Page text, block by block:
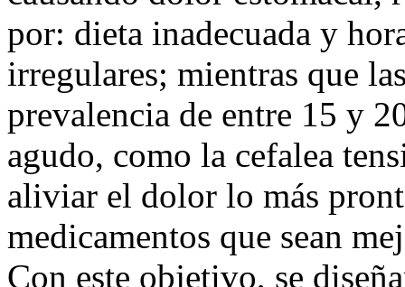
por: dieta inadecuada y
irregulares; mientras que
prevalencia de entre 15 y
agudo, como la cefalea
aliviar el dolor lo más
medicamentos que sean
Con este objetivo, se